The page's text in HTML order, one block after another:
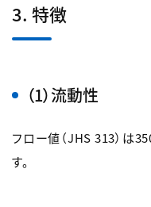
3. 特徴
（1）流動性
フロー値（JHS 313）は
す。